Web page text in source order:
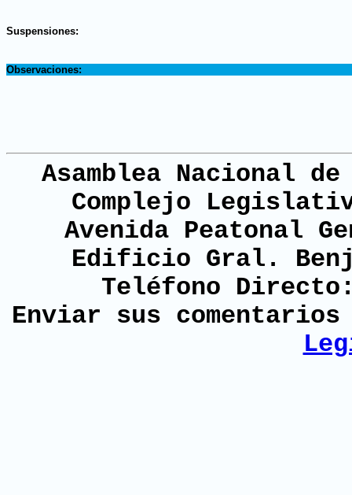
Suspensiones:
Observaciones:
Asamblea Nacional
Complejo
Avenida Peatonal
Edificio Gral.
Teléfono
Enviar sus